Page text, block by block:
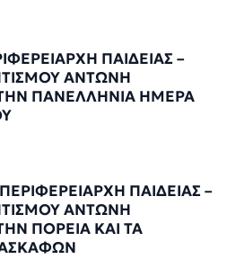
ΠΑΙΔΕΙΑΣ –
ΑΝΤΩΝΗ
ΠΑΝΕΛΛΗΝΙΑ ΗΜΕΡΑ
ΠΑΙΔΕΙΑΣ –
ΑΝΤΩΝΗ
ΠΟΡΕΙΑ ΚΑΙ ΤΑ